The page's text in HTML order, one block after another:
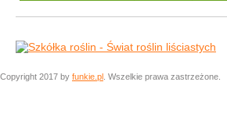
Copyright 2017 by funkie.pl . Wszelkie prawa zastrzeżone.